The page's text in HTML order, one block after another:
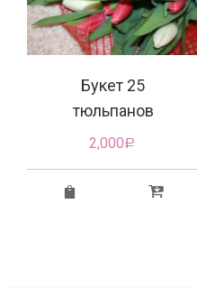
Букет 25
тюльпанов
2,000Р